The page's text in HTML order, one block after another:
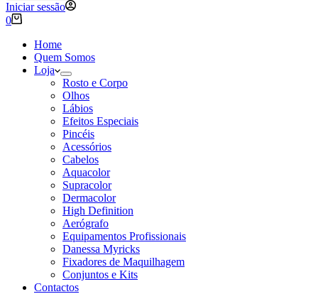
Iniciar sessão
Carrinho
compras
0
Home
Quem Somos
Loja
Rosto e Corpo
Olhos
Lábios
Efeitos Especiais
Pincéis
Acessórios
Cabelos
Aquacolor
Supracolor
Dermacolor
High Definition
Aerógrafo
Equipamentos Profissionais
Danessa Myricks
Fixadores de Maquilhagem
Conjuntos e Kits
Contactos